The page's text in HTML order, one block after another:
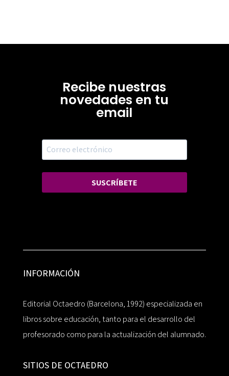
Recibe nuestras
novedades en tu
email
SUSCRÍBETE
INFORMACIÓN
Editorial Octaedro (Barcelona, 1992) especializada en
libros sobre educación, tanto para el desarrollo del
profesorado como para la actualización del alumnado.
SITIOS DE OCTAEDRO